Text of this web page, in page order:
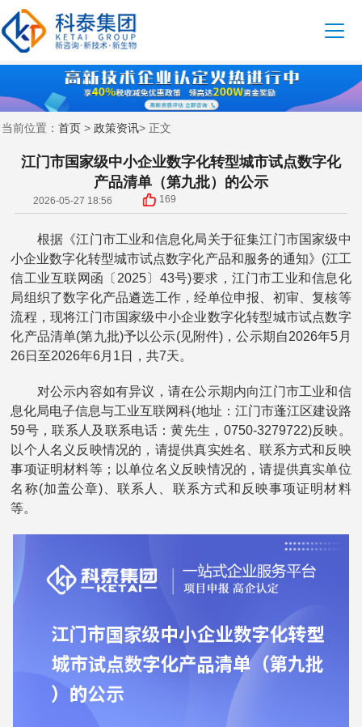
当前位置： 首页 > 政策资讯> 正文
江门市国家级中小企业数字化转型城市试点数字化
产品清单（第九批）的公示
2026-05-27 18:56 169
根据《江门市工业和信息化局关于征集江门市国家级中
小企业数字化转型城市试点数字化产品和服务的通知》(江工
信工业互联网函〔2025〕43号)要求，江门市工业和信息化
局组织了数字化产品遴选工作，经单位申报、初审、复核等
流程，现将江门市国家级中小企业数字化转型城市试点数字
化产品清单(第九批)予以公示(见附件)，公示期自2026年5月
26日至2026年6月1日，共7天。
对公示内容如有异议，请在公示期内向江门市工业和信
息化局电子信息与工业互联网科(地址：江门市蓬江区建设路
59号，联系人及联系电话：黄先生，0750-3279722)反映。
以个人名义反映情况的，请提供真实姓名、联系方式和反映
事项证明材料等；以单位名义反映情况的，请提供真实单位
名称(加盖公章)、联系人、联系方式和反映事项证明材料
等。